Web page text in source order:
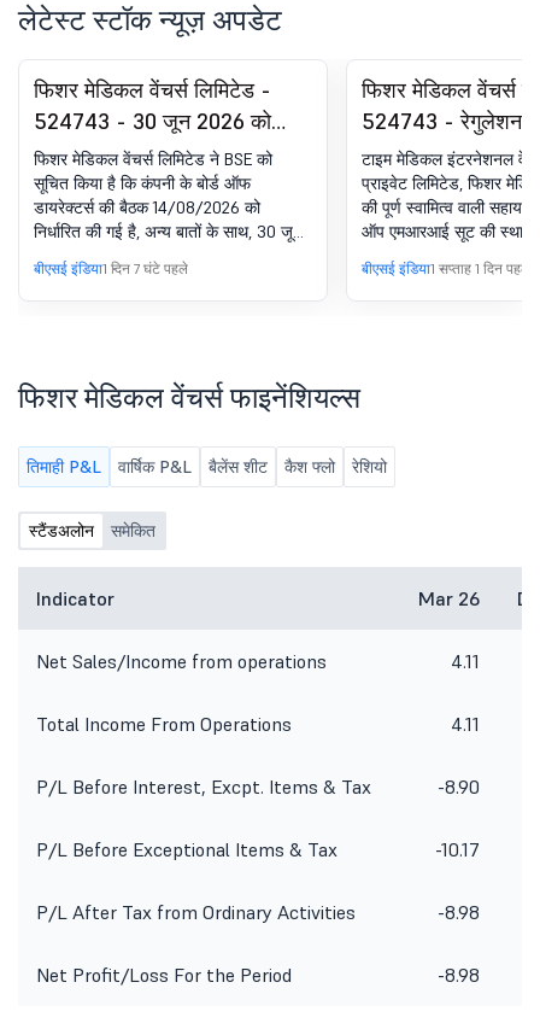
लेटेस्ट स्टॉक न्यूज़ अपडेट
फिशर मेडिकल वेंचर्स लिमिटेड -
524743 - 30 जून 2026 को
समाप्त तिमाही के लिए अन-ऑडिटेड
फाइनेंशियल परिणामों के अप्रूवल के
लिए बोर्ड मीटिंग की सूचना.
फिशर मेडिकल वेंचर्स लिमिटेड ने BSE को
सूचित किया है कि कंपनी के बोर्ड ऑफ
डायरेक्टर्स की बैठक 14/08/2026 को
निर्धारित की गई है, अन्य बातों के साथ, 30 जून
2026 को समाप्त तिमाही के लिए अन-ऑडिटेड
फाइनेंशियल परिणामों पर विचार करने और मंजूरी
देने के लिए
बीएसई इंडिया1 दिन 7 घंटे पहले
फिशर मेडिकल वेंचर्स
524743 - रेगुलेशन
के तहत घोषणा - प्रेस
मीडिया रिलीज़
टाइम मेडिकल इंटरनेशनल
प्राइवेट लिमिटेड, फिशर
की पूर्ण स्वामित्व वाली
ऑप एमआरआई सूट की
साझेदारी की घोषणा की.
बीएसई इंडिया1 सप्ताह 1 दिन पहले
फिशर मेडिकल वेंचर्स फाइनेंशियल्स
तिमाही P&L वार्षिक P&L बैलेंस शीट कैश फ्लो रेशियो
स्टैंडअलोन समेकित
Indicator Mar 26
Net Sales/Income from operations 4.11
Total Income From Operations 4.11
P/L Before Interest, Excpt. Items & Tax -8.90
P/L Before Exceptional Items & Tax -10.17
P/L After Tax from Ordinary Activities -8.98
Net Profit/Loss For the Period -8.98